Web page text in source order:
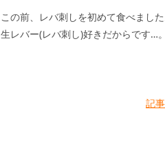
この前、レバ刺しを初めて食べまし
生レバー(レバ刺し)好きだからです…
記